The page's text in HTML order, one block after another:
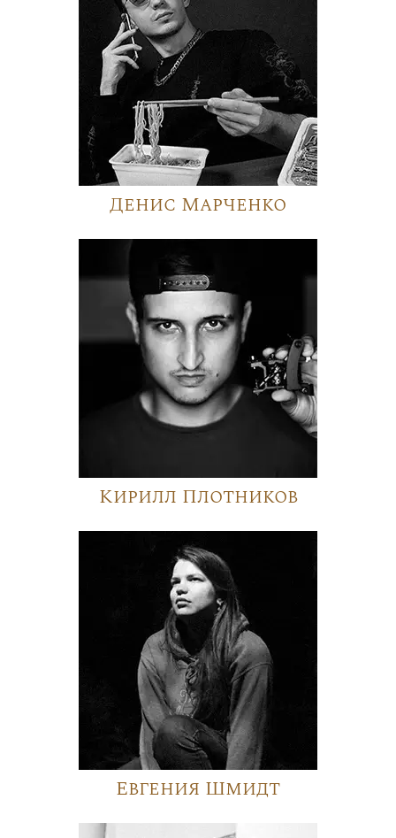
Денис Марченко
Кирилл Плотников
Евгения Шмидт